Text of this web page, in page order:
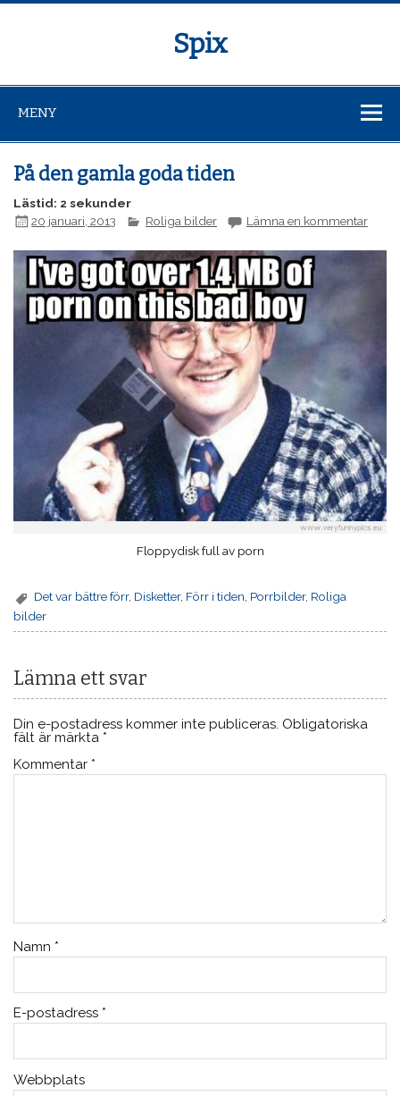
Spix
MENY
På den gamla goda tiden
Lästid: 2 sekunder
20 januari, 2013
Roliga bilder Lämna en kommentar
Floppydisk full av porn
Det var bättre förr, Disketter, Förr i tiden, Porrbilder, Roliga
bilder
Lämna ett svar
Din e-postadress kommer inte publiceras. Obligatoriska
fält är märkta *
Kommentar *
Namn *
E-postadress *
Webbplats